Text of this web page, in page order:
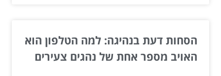
הסחות דעת בנהיגה: למה הטלפון הוא
האויב מספר אחת של נהגים צעירים